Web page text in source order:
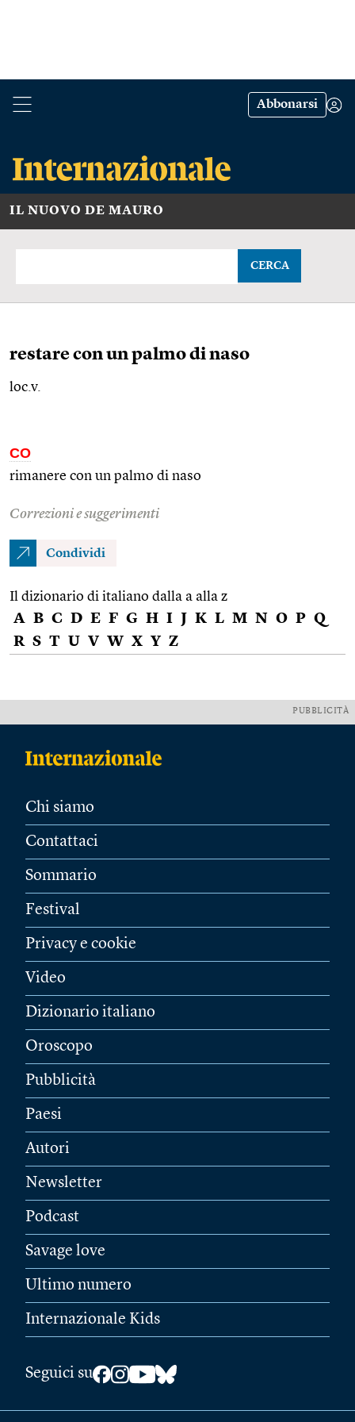
Abbonarsi
IL NUOVO DE MAURO
CERCA
restare con un palmo di naso
loc.v.
CO
rimanere con un palmo di naso
Correzioni e suggerimenti
Condividi
Il dizionario di italiano dalla a alla z
A B C D E F G H I J K L M N O P Q
R S T U V W X Y Z
PUBBLICITÀ
Chi siamo
Contattaci
Sommario
Festival
Privacy e cookie
Video
Dizionario italiano
Oroscopo
Pubblicità
Paesi
Autori
Newsletter
Podcast
Savage love
Ultimo numero
Internazionale Kids
Seguici su